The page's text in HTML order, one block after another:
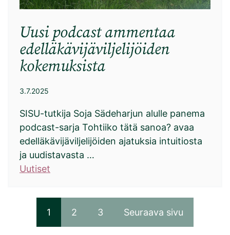
Uusi podcast ammentaa
edelläkävijäviljelijöiden
kokemuksista
3.7.2025
SISU-tutkija Soja Sädeharjun alulle panema
podcast-sarja Tohtiiko tätä sanoa? avaa
edelläkävijäviljelijöiden ajatuksia intuitiosta
ja uudistavasta …
Uutiset
1 2 3 Seuraava sivu